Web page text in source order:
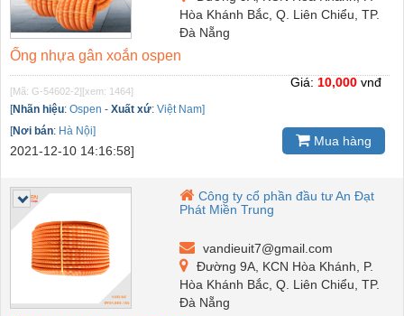
Hòa Khánh Bắc, Q. Liên Chiểu, TP.
Đà Nẵng
Ống nhựa gân xoắn ospen
[Mã: G-54602-2][xem: 1464]
[Nhãn hiệu: Ospen - Xuất xứ: Việt Nam]
[Nơi bán: Hà Nội]
2021-12-10 14:16:58]
Giá: 10,000 vnđ
Mua hàng
Công ty cổ phần đầu tư An Đạt
Phát Miền Trung
vandieuit7@gmail.com
Đường 9A, KCN Hòa Khánh, P.
Hòa Khánh Bắc, Q. Liên Chiểu, TP.
Đà Nẵng